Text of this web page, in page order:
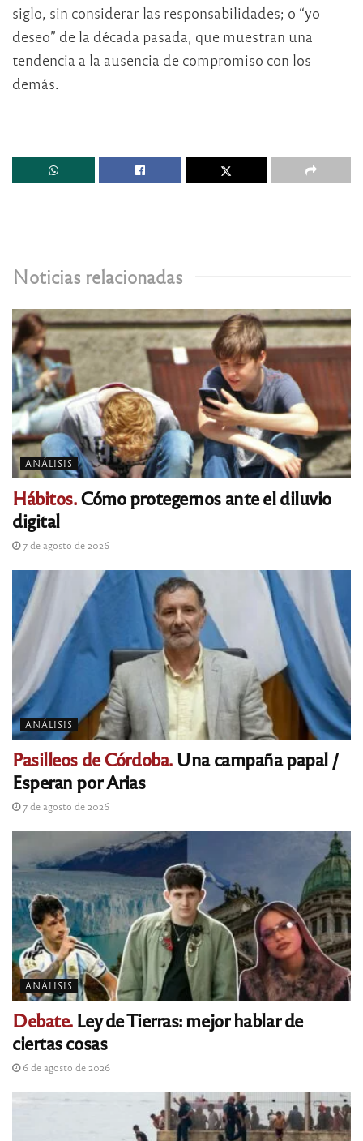
siglo, sin considerar las responsabilidades; o “yo
deseo” de la década pasada, que muestran una
tendencia a la ausencia de compromiso con los
demás.
Noticias relacionadas
ANÁLISIS
Hábitos.Cómo protegernos ante el diluvio
digital
7 de agosto de 2026
ANÁLISIS
Pasilleos de Córdoba.Una campaña papal /
Esperan por Arias
7 de agosto de 2026
ANÁLISIS
Debate.Ley de Tierras: mejor hablar de
ciertas cosas
6 de agosto de 2026